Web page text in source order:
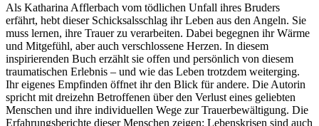
Als Katharina Afflerbach vom tödlichen Unfall ihres Bruders
erfährt, hebt dieser Schicksalsschlag ihr Leben aus den Angeln. Sie
muss lernen, ihre Trauer zu verarbeiten. Dabei begegnen ihr Wärme
und Mitgefühl, aber auch verschlossene Herzen. In diesem
inspirierenden Buch erzählt sie offen und persönlich von diesem
traumatischen Erlebnis – und wie das Leben trotzdem weiterging.
Ihr eigenes Empfinden öffnet ihr den Blick für andere. Die Autorin
spricht mit dreizehn Betroffenen über den Verlust eines geliebten
Menschen und ihre individuellen Wege zur Trauerbewältigung. Die
Erfahrungsberichte dieser Menschen zeigen: Lebenskrisen sind auch